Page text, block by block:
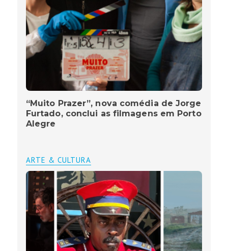
“Muito Prazer”, nova comédia de Jorge
Furtado, conclui as filmagens em Porto
Alegre
ARTE & CULTURA